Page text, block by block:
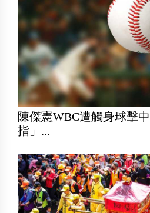
陳傑憲WBC遭觸身球擊
指」...